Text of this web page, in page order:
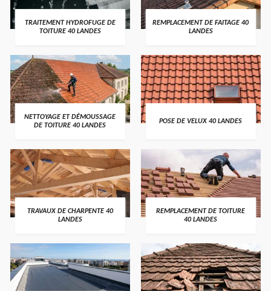
TRAITEMENT HYDROFUGE DE
TOITURE 40 LANDES
REMPLACEMENT DE FAITAGE 40
LANDES
NETTOYAGE ET DÉMOUSSAGE
DE TOITURE 40 LANDES
POSE DE VELUX 40 LANDES
TRAVAUX DE CHARPENTE 40
LANDES
REMPLACEMENT DE TOITURE
40 LANDES